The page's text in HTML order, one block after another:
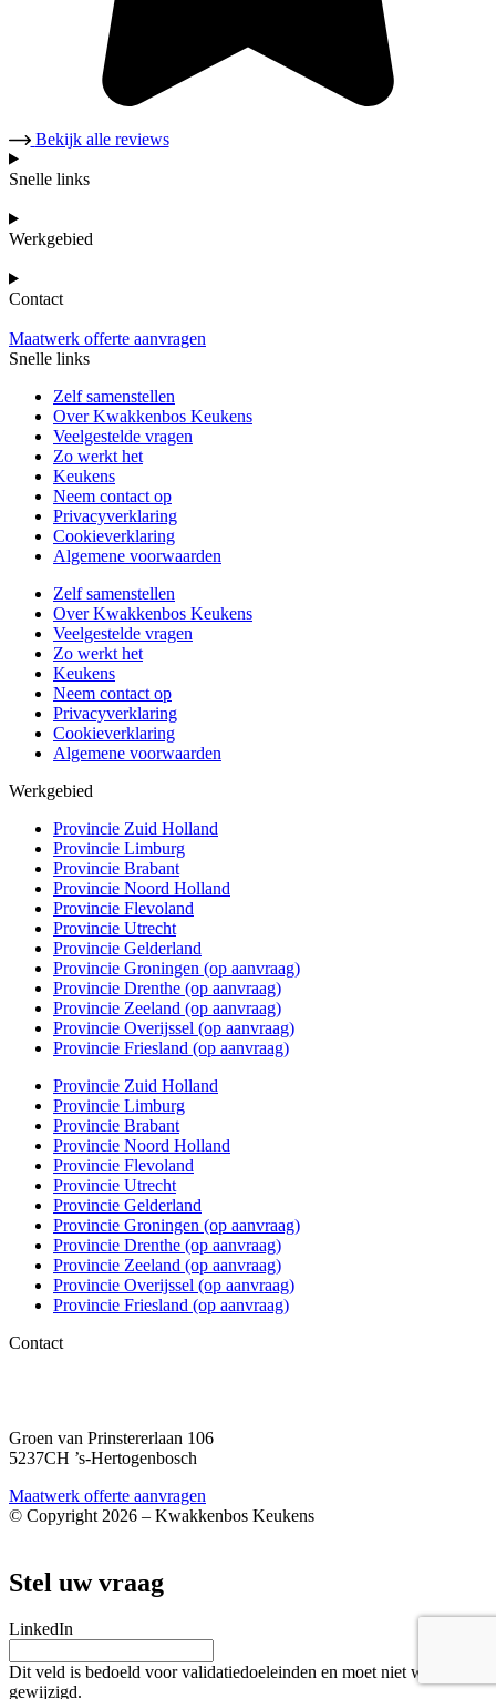
Bekijk alle reviews
Snelle links
Werkgebied
Contact
Maatwerk offerte aanvragen
Snelle links
Zelf samenstellen
Over Kwakkenbos Keukens
Veelgestelde vragen
Zo werkt het
Keukens
Neem contact op
Privacyverklaring
Cookieverklaring
Algemene voorwaarden
Zelf samenstellen
Over Kwakkenbos Keukens
Veelgestelde vragen
Zo werkt het
Keukens
Neem contact op
Privacyverklaring
Cookieverklaring
Algemene voorwaarden
Werkgebied
Provincie Zuid Holland
Provincie Limburg
Provincie Brabant
Provincie Noord Holland
Provincie Flevoland
Provincie Utrecht
Provincie Gelderland
Provincie Groningen (op aanvraag)
Provincie Drenthe (op aanvraag)
Provincie Zeeland (op aanvraag)
Provincie Overijssel (op aanvraag)
Provincie Friesland (op aanvraag)
Provincie Zuid Holland
Provincie Limburg
Provincie Brabant
Provincie Noord Holland
Provincie Flevoland
Provincie Utrecht
Provincie Gelderland
Provincie Groningen (op aanvraag)
Provincie Drenthe (op aanvraag)
Provincie Zeeland (op aanvraag)
Provincie Overijssel (op aanvraag)
Provincie Friesland (op aanvraag)
Contact
Groen van Prinstererlaan 106
5237CH ’s-Hertogenbosch
Maatwerk offerte aanvragen
© Copyright 2026 – Kwakkenbos Keukens
Stel uw vraag
LinkedIn
Dit veld is bedoeld voor validatiedoeleinden en moet niet worden
gewijzigd.